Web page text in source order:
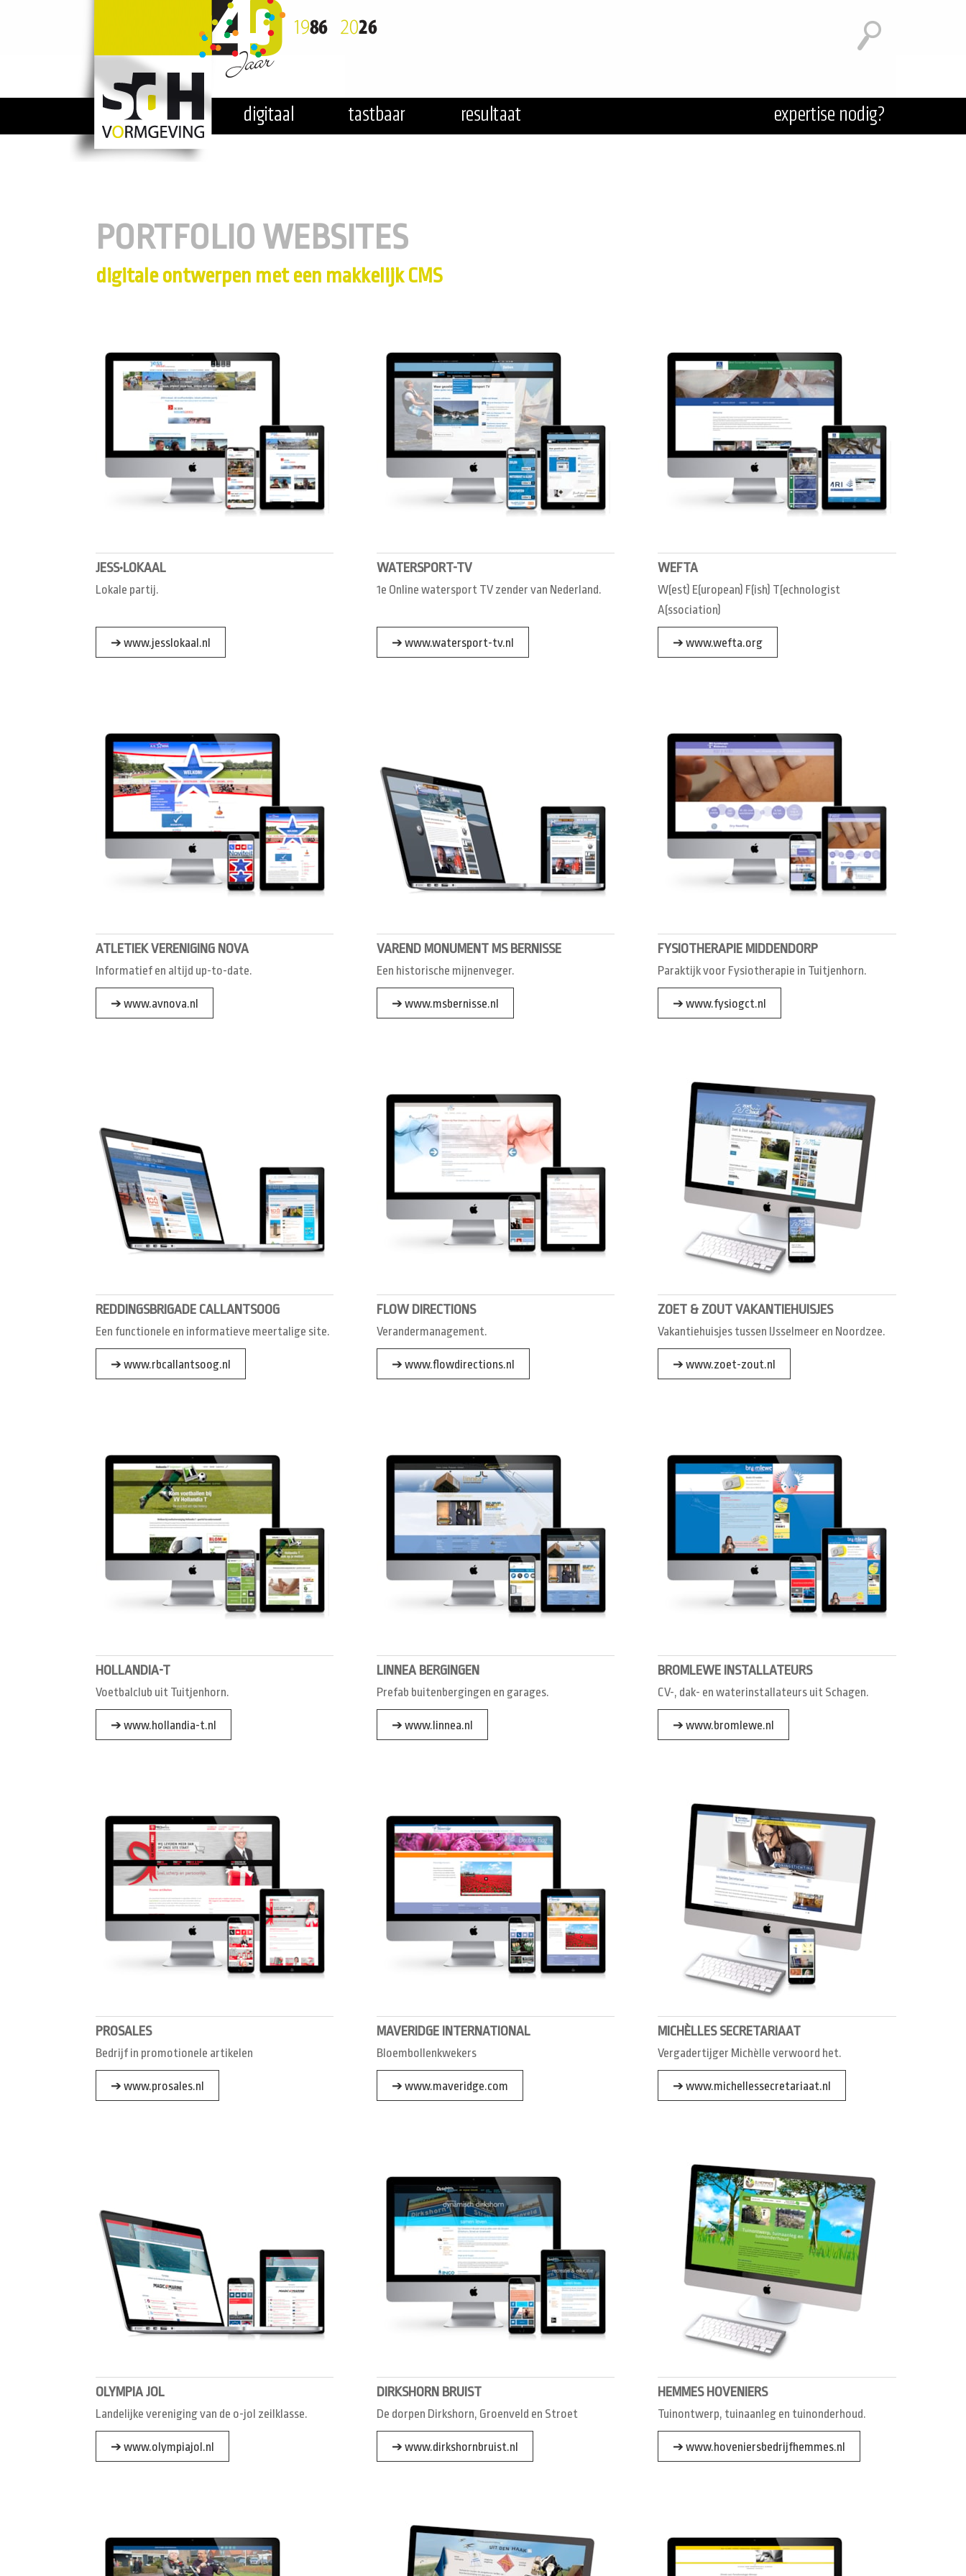
PORTFOLIO WEBSITES
digitale ontwerpen met een makkelijk CMS
JESS•LOKAAL
Lokale partij.
➔ www.jesslokaal.nl
ATLETIEK VERENIGING NOVA
Informatief en altijd up-to-date.
➔ www.avnova.nl
REDDINGSBRIGADE CALLANTSOOG
Een functionele en informatieve meertalige site.
➔ www.rbcallantsoog.nl
HOLLANDIA-T
Voetbalclub uit Tuitjenhorn.
➔ www.hollandia-t.nl
PROSALES
Bedrijf in promotionele artikelen
➔ www.prosales.nl
OLYMPIA JOL
Landelijke vereniging van de o-jol zeilklasse.
➔ www.olympiajol.nl
WATERSPORT-TV
1e Online watersport TV zender van Nederland.
➔ www.watersport-tv.nl
VAREND MONUMENT MS BERNISSE
Een historische mijnenveger.
➔ www.msbernisse.nl
FLOW DIRECTIONS
Verandermanagement.
➔ www.flowdirections.nl
LINNEA BERGINGEN
Prefab buitenbergingen en garages.
➔ www.linnea.nl
MAVERIDGE INTERNATIONAL
Bloembollenkwekers
➔ www.maveridge.com
DIRKSHORN BRUIST
De dorpen Dirkshorn, Groenveld en Stroet
➔ www.dirkshornbruist.nl
WEFTA
W(est) E(uropean) F(ish) T(echnologist
A(ssociation)
➔ www.wefta.org
FYSIOTHERAPIE MIDDENDORP
Paraktijk voor Fysiotherapie in Tuitjenhorn.
➔ www.fysiogct.nl
ZOET & ZOUT VAKANTIEHUISJES
Vakantiehuisjes tussen IJsselmeer en Noordzee.
➔ www.zoet-zout.nl
BROMLEWE INSTALLATEURS
CV-, dak- en waterinstallateurs uit Schagen.
➔ www.bromlewe.nl
MICHÈLLES SECRETARIAAT
Vergadertijger Michèlle verwoord het.
➔ www.michellessecretariaat.nl
HEMMES HOVENIERS
Tuinontwerp, tuinaanleg en tuinonderhoud.
➔ www.hoveniersbedrijfhemmes.nl